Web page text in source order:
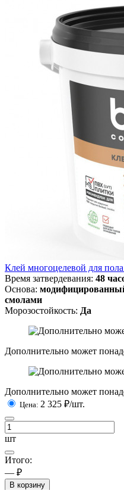
Клей многоцелевой для
Время затвердевания: 48
Основа:
смолами
Морозостойкость: Да
Дополнительно может
Дополнительно может
Цена: 2 325 ₽/шт.
шт
Итого:
— ₽
В корзину